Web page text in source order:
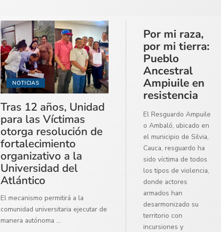
NOTICIAS
Tras 12 años, Unidad
para las Víctimas
otorga resolución de
fortalecimiento
organizativo a la
Universidad del
Atlántico
El mecanismo permitirá a la
comunidad universitaria ejecutar de
manera autónoma ...
Por mi raza,
por mi tierra:
Pueblo
Ancestral
Ampiuile en
resistencia
El Resguardo Ampuile
o Ambaló, ubicado en
el municipio de Silvia,
Cauca, resguardo ha
sido víctima de todos
los tipos de violencia,
donde actores
armados han
desarmonizado su
territorio con
incursiones y